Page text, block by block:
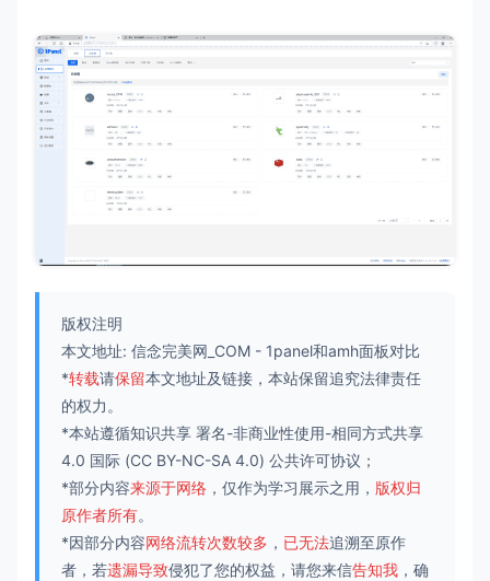
版权注明
本文地址: 信念完美网_COM - 1panel和amh面板对比
*转载请保留本文地址及链接，本站保留追究法律责任
的权力。
*本站遵循知识共享 署名-非商业性使用-相同方式共享
4.0 国际 (CC BY-NC-SA 4.0) 公共许可协议；
*部分内容来源于网络 ，仅作为学习展示之用， 版权归
原作者所有。
*因部分内容网络流转次数较多 ， 已无法追溯至原作
者，若遗漏导致侵犯了您的权益，请您来信告知我 ，确